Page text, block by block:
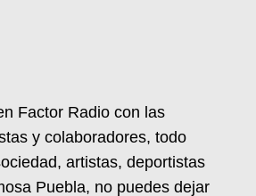
Factor Radio con las
y colaboradores, todo
artistas, deportistas
Puebla, no puedes dejar